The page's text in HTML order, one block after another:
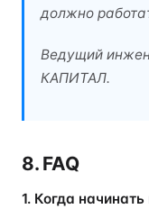
должно
Ведущий
КАПИТАЛ.
8. FAQ
1. Когда